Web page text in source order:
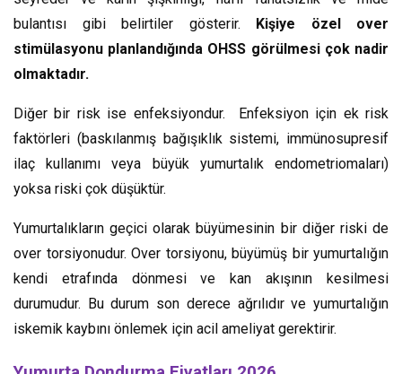
bulantısı gibi belirtiler gösterir. Kişiye özel over
stimülasyonu planlandığında OHSS görülmesi çok nadir
olmaktadır.
Diğer bir risk ise enfeksiyondur. Enfeksiyon için ek risk
faktörleri (baskılanmış bağışıklık sistemi, immünosupresif
ilaç kullanımı veya büyük yumurtalık endometriomaları)
yoksa riski çok düşüktür.
Yumurtalıkların geçici olarak büyümesinin bir diğer riski de
over torsiyonudur. Over torsiyonu, büyümüş bir yumurtalığın
kendi etrafında dönmesi ve kan akışının kesilmesi
durumudur. Bu durum son derece ağrılıdır ve yumurtalığın
iskemik kaybını önlemek için acil ameliyat gerektirir.